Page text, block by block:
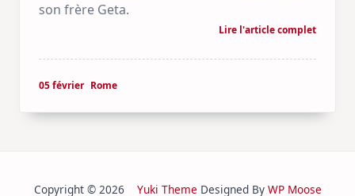
son frère Geta.
Lire l'article complet
05 février Rome
Copyright © 2026 Yuki Theme Designed By WP Moose